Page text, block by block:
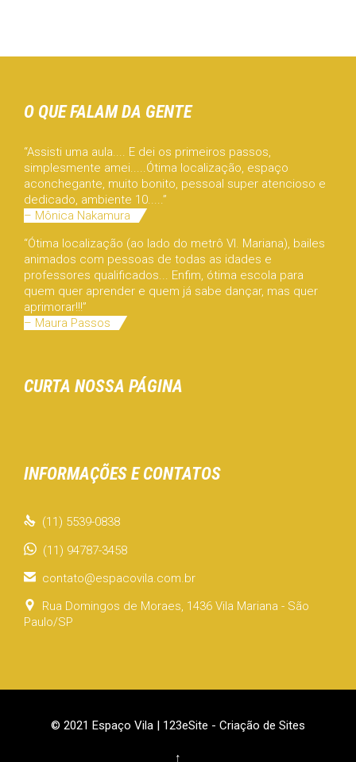
O QUE FALAM DA GENTE
“Assisti uma aula.... E dei os primeiros passos,
simplesmente amei.....Ótima localização, espaço
aconchegante, muito bonito, pessoal super atencioso e
dedicado, ambiente 10.....”
– Mônica Nakamura
“Ótima localização (ao lado do metrô Vl. Mariana), bailes
animados com pessoas de todas as idades e
professores qualificados... Enfim, ótima escola para
quem quer aprender e quem já sabe dançar, mas quer
aprimorar!!!”
– Maura Passos
CURTA NOSSA PÁGINA
INFORMAÇÕES E CONTATOS
 (11) 5539-0838
(11) 94787-3458
 contato@espacovila.com.br

Rua Domingos de Moraes, 1436 Vila Mariana - São
Paulo/SP
© 2021 Espaço Vila | 123eSite - Criação de Sites
↑